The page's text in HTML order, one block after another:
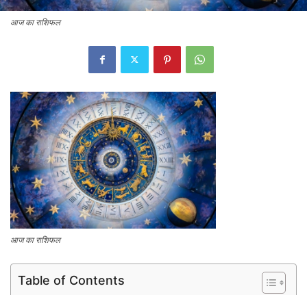
आज का राशिफल
आज का राशिफल
Table of Contents